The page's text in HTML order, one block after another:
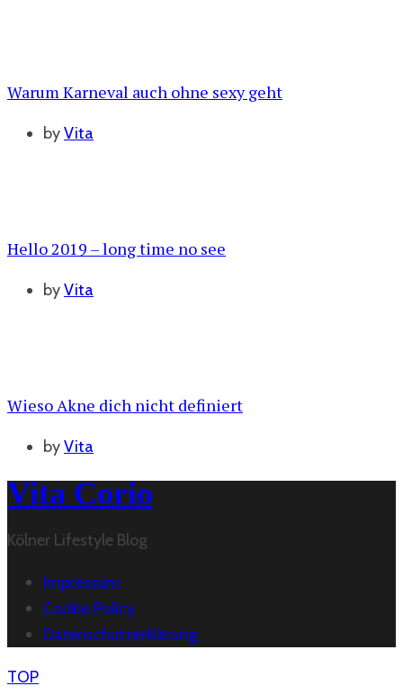
Warum Karneval auch ohne sexy geht
byVita
Hello 2019 – long time no see
byVita
Wieso Akne dich nicht definiert
byVita
Vita Corio
Kölner Lifestyle Blog
Impressum
Cookie Policy
Datenschutzerklärung
TOP